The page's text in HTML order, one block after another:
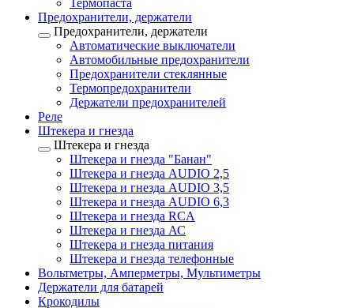
Термопаста
Предохранители, держатели
Предохранители, держатели
Автоматические выключатели
Автомобильные предохранители
Предохранители стеклянные
Термопредохранители
Держатели предохранителей
Реле
Штекера и гнезда
Штекера и гнезда
Штекера и гнезда "Банан"
Штекера и гнезда AUDIO 2,5
Штекера и гнезда AUDIO 3,5
Штекера и гнезда AUDIO 6,3
Штекера и гнезда RCA
Штекера и гнезда АС
Штекера и гнезда питания
Штекера и гнезда телефонные
Вольтметры, Амперметры, Мультиметры
Держатели для батарей
Крокодилы